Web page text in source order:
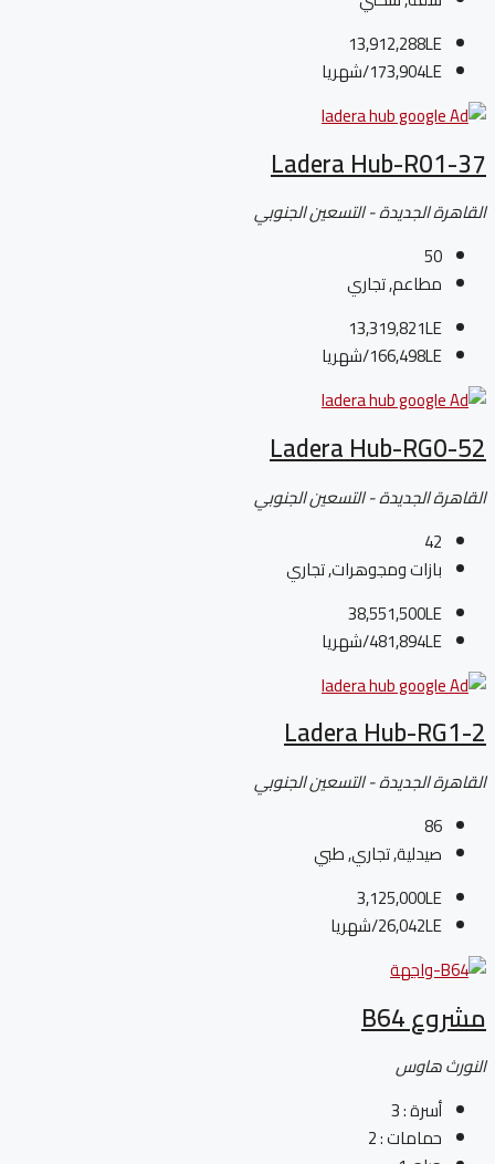
13,912,288LE
173,904LE/شهريا
Ladera Hub-R01-37
القاهرة الجديدة - التسعين الجنوبي
50
مطاعم, تجاري
13,319,821LE
166,498LE/شهريا
Ladera Hub-RG0-52
القاهرة الجديدة - التسعين الجنوبي
42
بازات ومجوهرات, تجاري
38,551,500LE
481,894LE/شهريا
Ladera Hub-RG1-2
القاهرة الجديدة - التسعين الجنوبي
86
صيدلية, تجاري, طبي
3,125,000LE
26,042LE/شهريا
مشروع B64
النورث هاوس
أسرة :3
حمامات :2